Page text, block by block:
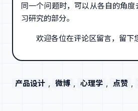
同一个问题时，可以从各自的角
习研究的部分。
欢迎各位在评论区留言，留下
产品设计 , 微博 , 心理学 , 点赞 ,